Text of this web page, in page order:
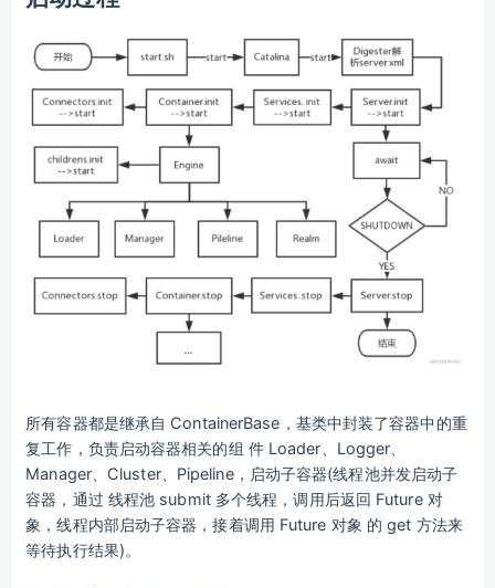
所有容器都是继承自 ContainerBase，基类中封装了容器中的重
复工作，负责启动容器相关的组 件 Loader、Logger、
Manager、Cluster、Pipeline，启动子容器(线程池并发启动子
容器，通过 线程池 submit 多个线程，调用后返回 Future 对
象，线程内部启动子容器，接着调用 Future 对象 的 get 方法来
等待执行结果)。